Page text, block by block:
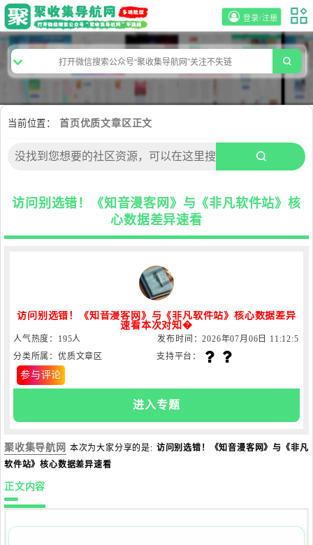
登录/注册
当前位置： 首页优质文章区正文
访问别选错！《知音漫客网》与《非凡软件站》核
心数据差异速看
访问别选错！《知音漫客网》与《非凡软件站》核心数据差异
速看本次对知�
人气热度：195人
发布时间：2026年07月06日 11:12:5
9
支持平台：
分类所属：优质文章区
参与评论
进入专题
聚收集导航网 本次为大家分享的是: 访问别选错！《知音漫客网》与《非凡
软件站》核心数据差异速看
正文内容